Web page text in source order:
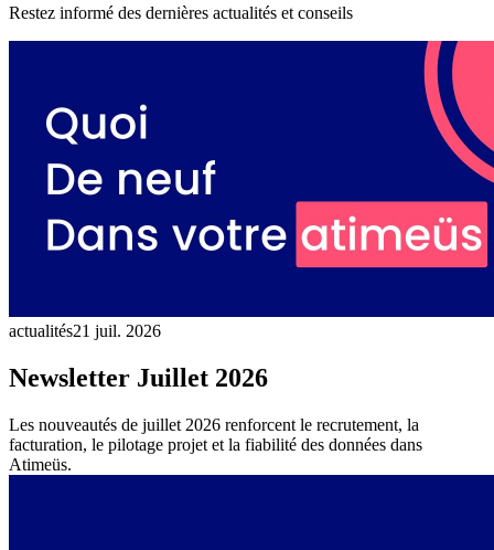
Restez informé des dernières actualités et conseils
actualités21 juil. 2026
Newsletter Juillet 2026
Les nouveautés de juillet 2026 renforcent le recrutement, la
facturation, le pilotage projet et la fiabilité des données dans
Atimeüs.